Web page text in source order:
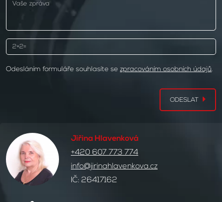
Odesláním formuláře souhlasíte se zpracováním osobních údajů.
ODESLAT
Jiřina Hlavenková
+420 607 773 774
info@jirinahlavenkova.cz
IČ: 26417162